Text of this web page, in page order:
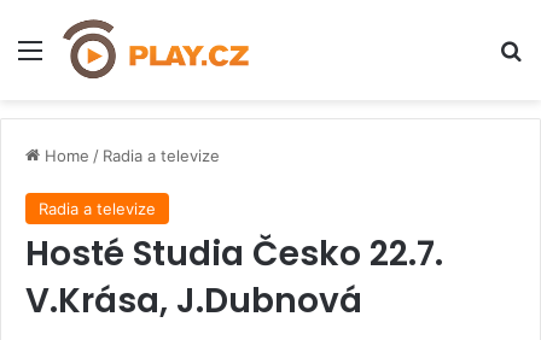
Menu
Home / Radia a televize
Radia a televize
Hosté Studia Česko 22.7.
V.Krása, J.Dubnová